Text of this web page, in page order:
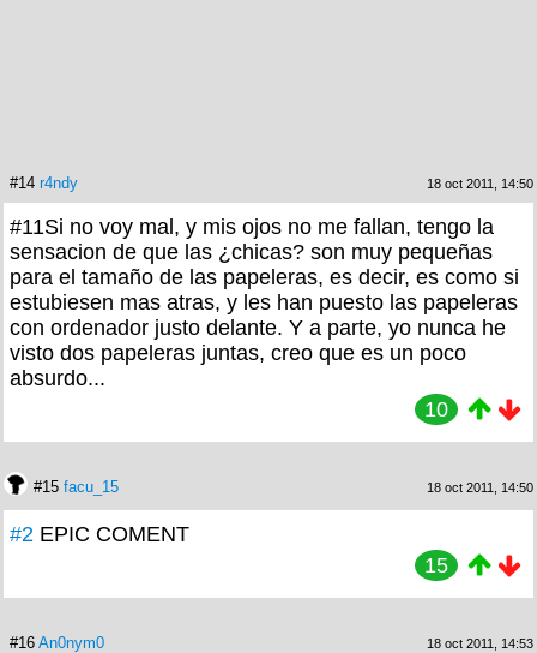
#14 r4ndy 18 oct 2011, 14:50
#11Si no voy mal, y mis ojos no me fallan, tengo la
sensacion de que las ¿chicas? son muy pequeñas
para el tamaño de las papeleras, es decir, es como si
estubiesen mas atras, y les han puesto las papeleras
con ordenador justo delante. Y a parte, yo nunca he
visto dos papeleras juntas, creo que es un poco
absurdo...
10
#15 facu_15 18 oct 2011, 14:50
#2 EPIC COMENT
15
#16 An0nym0 18 oct 2011, 14:53